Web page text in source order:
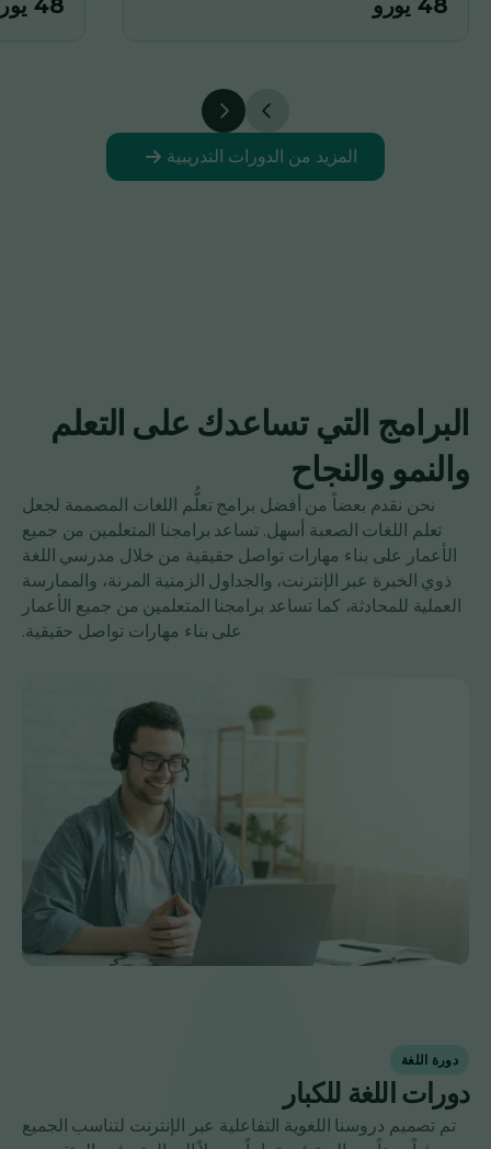
المزيد من الدورات التدريبية
البرامج التي تساعدك على التعلم
والنمو والنجاح
نحن نقدم بعضاً من أفضل برامج تعلُّم اللغات المصممة لجعل
تعلم اللغات الصعبة أسهل. تساعد برامجنا المتعلمين من جميع
الأعمار على بناء مهارات تواصل حقيقية من خلال مدرسي اللغة
ذوي الخبرة عبر الإنترنت، والجداول الزمنية المرنة، والممارسة
العملية للمحادثة، كما تساعد برامجنا المتعلمين من جميع الأعمار
على بناء مهارات تواصل حقيقية.
دورة اللغة
دورات اللغة للكبار
تم تصميم دروسنا اللغوية التفاعلية عبر الإنترنت لتناسب الجميع